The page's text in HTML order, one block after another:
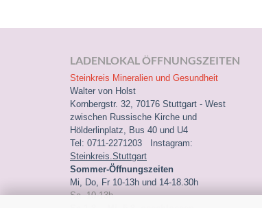
LADENLOKAL ÖFFNUNGSZEITEN
Steinkreis Mineralien und Gesundheit
Walter von Holst
Kornbergstr. 32, 70176 Stuttgart - West
zwischen Russische Kirche und
Hölderlinplatz, Bus 40 und U4
Tel: 0711-2271203 Instagram:
Steinkreis.Stuttgart
Sommer-Öffnungszeiten
Mi, Do, Fr 10-13h und 14-18.30h
Sa. 10-13h